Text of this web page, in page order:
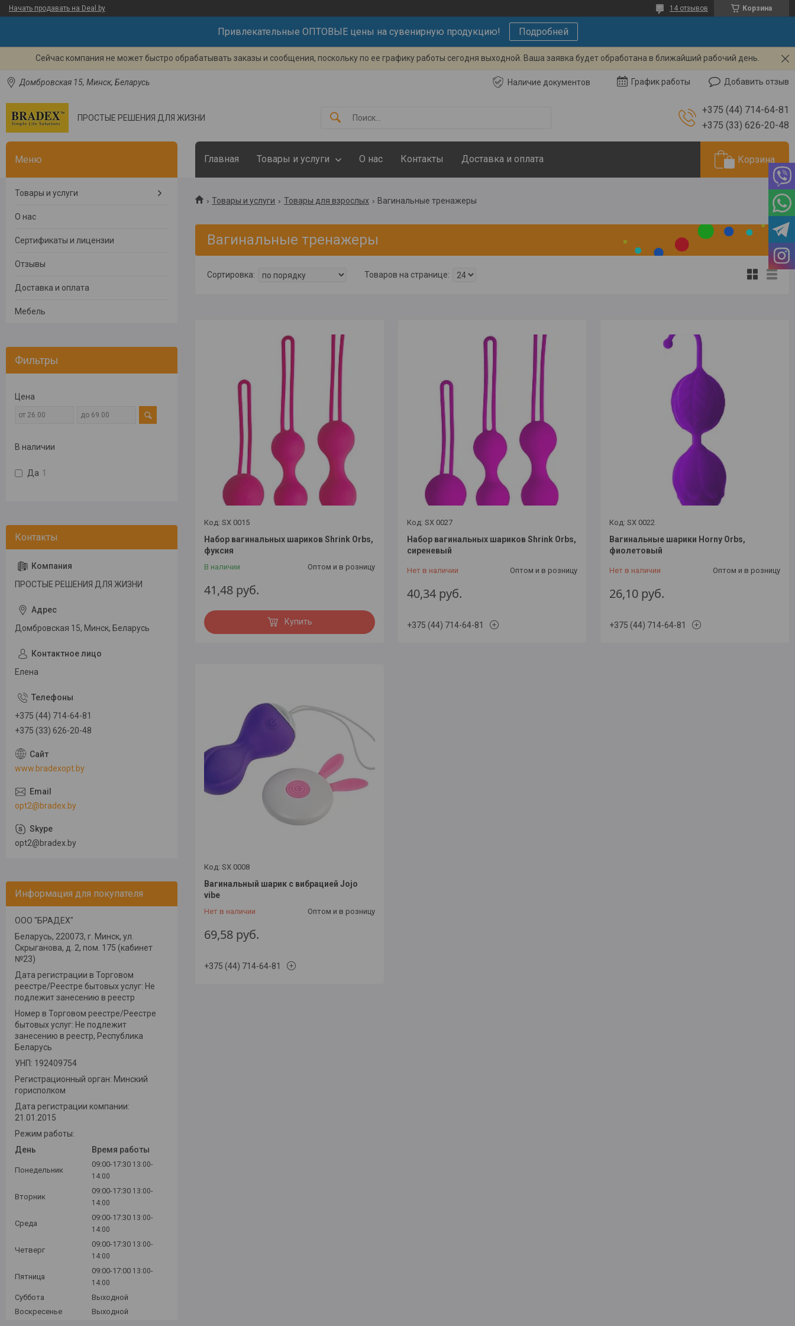
Начать продавать на Deal.by Корзина
14 отзывов
Привлекательные ОПТОВЫЕ цены на сувенирную продукцию! Подробней
Сейчас компания не может быстро обрабатывать заказы и сообщения, поскольку по ее графику работы сегодня выходной. Ваша заявка будет обработана в ближайший рабочий день.
Домбровская 15, Минск, Беларусь Наличие документов График работы Добавить отзыв
ПРОСТЫЕ РЕШЕНИЯ ДЛЯ ЖИЗНИ
+375 (44) 714-64-81
+375 (33) 626-20-48
Главная Товары и услуги О нас Контакты Доставка и оплата Корзина
Товары и услуги Товары для взрослых Вагинальные тренажеры
Вагинальные тренажеры
SX 0015
Набор вагинальных шариков Shrink Orbs,
фуксия
В наличии Оптом и в розницу
41,48 руб.
Купить
SX 0027
Набор вагинальных шариков Shrink Orbs,
сиреневый
Нет в наличии Оптом и в розницу
40,34 руб.
+375 (44) 714-64-81
SX 0022
Вагинальные шарики Horny Orbs,
фиолетовый
Нет в наличии Оптом и в розницу
26,10 руб.
+375 (44) 714-64-81
SX 0008
Вагинальный шарик с вибрацией Jojo
vibe
Нет в наличии Оптом и в розницу
69,58 руб.
+375 (44) 714-64-81
Товары и услуги
О нас
Сертификаты и лицензии
Отзывы
Доставка и оплата
Мебель
Фильтры
Цена
В наличии
Да 1
ПРОСТЫЕ РЕШЕНИЯ ДЛЯ ЖИЗНИ
Домбровская 15, Минск, Беларусь
Елена
+375 (44) 714-64-81
+375 (33) 626-20-48
www.bradexopt.by
opt2@bradex.by
opt2@bradex.by
Информация для покупателя
ООО "БРАДЕХ"
Беларусь, 220073, г. Минск, ул.
Скрыганова, д. 2, пом. 175 (кабинет
№23)
Дата регистрации в Торговом
реестре/Реестре бытовых услуг: Не
подлежит занесению в реестр
Номер в Торговом реестре/Реестре
бытовых услуг: Не подлежит
занесению в реестр, Республика
Беларусь
УНП: 192409754
Регистрационный орган: Минский
горисполком
Дата регистрации компании:
21.01.2015
Режим работы:
День
Время работы
Понедельник
09:00-17:30 13:00-
14:00
Вторник
09:00-17:30 13:00-
14:00
Среда
09:00-17:30 13:00-
14:00
Четверг
09:00-17:30 13:00-
14:00
Пятница
09:00-17:00 13:00-
14:00
Суббота
Выходной
Воскресенье
Выходной